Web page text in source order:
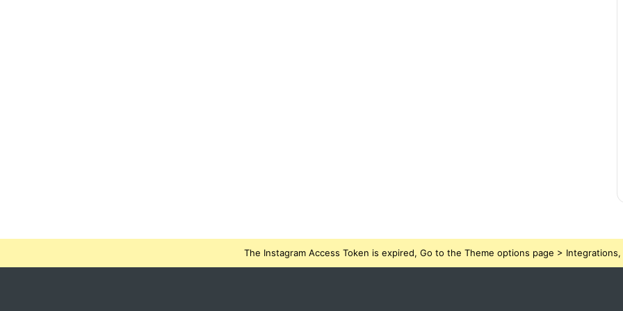
The Instagram Access Token is expired, Go to the Theme options page >